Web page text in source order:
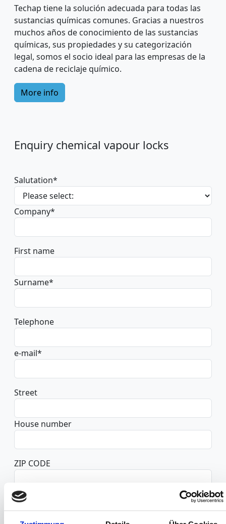
Techap tiene la solución adecuada para todas las
sustancias químicas comunes. Gracias a nuestros
muchos años de conocimiento de las sustancias
químicas, sus propiedades y su categorización
legal, somos el socio ideal para las empresas de la
cadena de reciclaje químico.
More info
Enquiry chemical vapour locks
Salutation*
Company*
First name
Surname*
Telephone
e-mail*
Street
House number
ZIP CODE
Location